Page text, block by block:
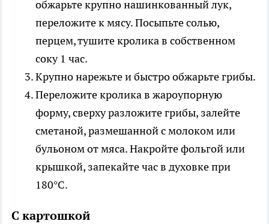
обжарьте крупно нашинкованный лук,
переложите к мясу. Посыпьте солью,
перцем, тушите кролика в собственном
соку 1 час.
Крупно нарежьте и быстро обжарьте грибы.
Переложите кролика в жароупорную
форму, сверху разложите грибы, залейте
сметаной, размешанной с молоком или
бульоном от мяса. Накройте фольгой или
крышкой, запекайте час в духовке при
180°С.
С картошкой